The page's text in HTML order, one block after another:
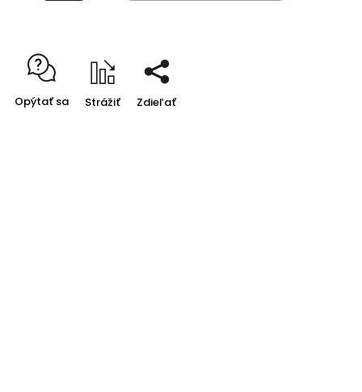
Opýtať sa Strážiť Zdieľať